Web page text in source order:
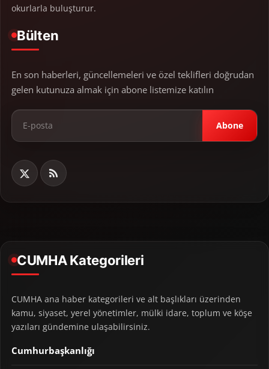
okurlarla buluşturur.
Bülten
En son haberleri, güncellemeleri ve özel teklifleri doğrudan
gelen kutunuza almak için abone listemize katılın
Abone
CUMHA Kategorileri
CUMHA ana haber kategorileri ve alt başlıkları üzerinden
kamu, siyaset, yerel yönetimler, mülki idare, toplum ve köşe
yazıları gündemine ulaşabilirsiniz.
Cumhurbaşkanlığı